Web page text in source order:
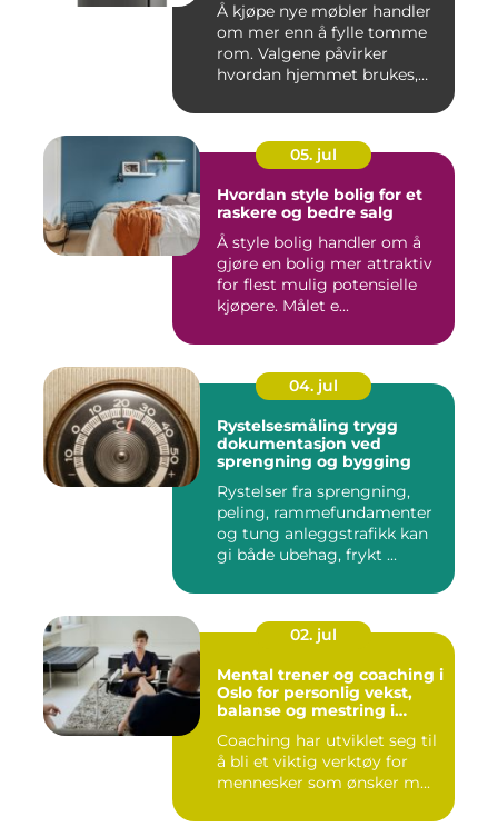
Å kjøpe nye møbler handler
om mer enn å fylle tomme
rom. Valgene påvirker
hvordan hjemmet brukes,
05. jul
Hvordan style bolig for et
raskere og bedre salg
Å style bolig handler om å
gjøre en bolig mer attraktiv
for flest mulig potensielle
kjøpere. Målet e...
04. jul
Rystelsesmåling trygg
dokumentasjon ved
sprengning og bygging
Rystelser fra sprengning,
peling, rammefundamenter
og tung anleggstrafikk kan
gi både ubehag, frykt ...
02. jul
Mental trener og coaching i
Oslo for personlig vekst,
balanse og mestring i
Coaching har utviklet seg til
å bli et viktig verktøy for
mennesker som ønsker m...